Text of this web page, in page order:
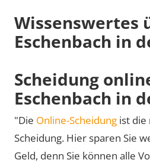
Wissenswertes
Eschenbach in
Scheidung
Eschenbach in
"Die Online-Scheidung ist
Scheidung. Hier sparen Sie
Geld, denn Sie können alle